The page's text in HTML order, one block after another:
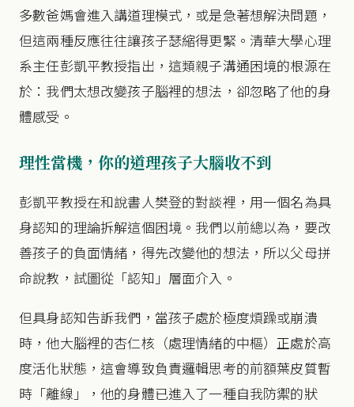
多數爸媽會進入講道理模式，或是急著想解決問題，
但這兩種反應往往讓孩子瑟縮得更緊。清華大學心理
系主任彭凱平教授指出，這類親子溝通困境的根源在
於：我們太想改變孩子腦裡的想法，卻忽略了他的身
體感受。
理性當機，你的道理孩子大腦收不到
彭凱平教授在和說書人樊登的對談裡，用一個名為具
身認知的理論拆解這個困境。我們以前總以為，要改
善孩子的負面情緒，得先改變他的想法，所以父母拼
命說教，試圖從「認知」層面介入。
但具身認知告訴我們，當孩子處於極度煩躁或崩潰
時，他大腦裡的杏仁核（處理情緒的中樞）正處於高
度活化狀態，這會導致負責邏輯思考的前額葉皮質暫
時「離線」，他的身體已進入了一種自我防禦的狀